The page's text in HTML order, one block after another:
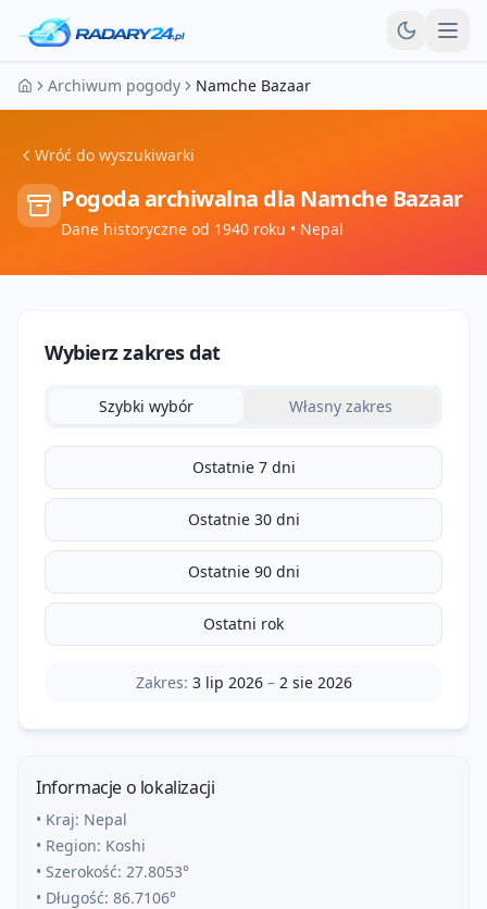
Strona główna
Archiwum pogody Namche Bazaar
Wróć do wyszukiwarki
Pogoda archiwalna dla Namche Bazaar
Dane historyczne od 1940 roku • Nepal
Wybierz zakres dat
Szybki wybór Własny zakres
Ostatnie 7 dni
Ostatnie 30 dni
Ostatnie 90 dni
Ostatni rok
Zakres: 3 lip 2026– 2 sie 2026
Informacje o lokalizacji
• Kraj: Nepal
• Region: Koshi
• Szerokość: 27.8053°
• Długość: 86.7106°